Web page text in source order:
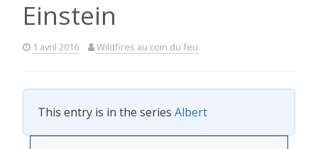
Einstein
1 avril 2016 Wildfires au coin du feu
This entry is in the series Albert